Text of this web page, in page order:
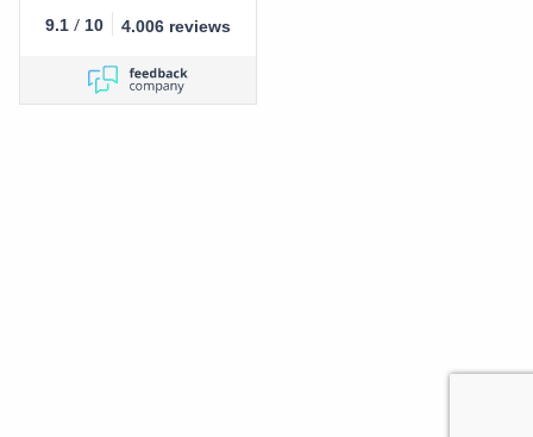
9.1 / 10 4.006 reviews